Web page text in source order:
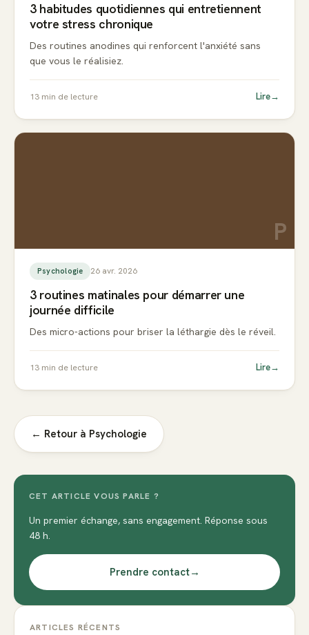
3 habitudes quotidiennes qui entretiennent
votre stress chronique
Des routines anodines qui renforcent l'anxiété sans
que vous le réalisiez.
13 min de lecture Lire→
P
Psychologie 26 avr. 2026
3 routines matinales pour démarrer une
journée difficile
Des micro-actions pour briser la léthargie dès le réveil.
13 min de lecture Lire→
← Retour à Psychologie
CET ARTICLE VOUS PARLE ?
Un premier échange, sans engagement. Réponse sous
48 h.
Prendre contact→
ARTICLES RÉCENTS